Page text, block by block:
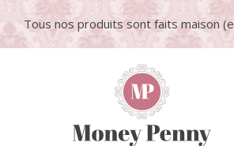
Tous nos produits sont faits maison